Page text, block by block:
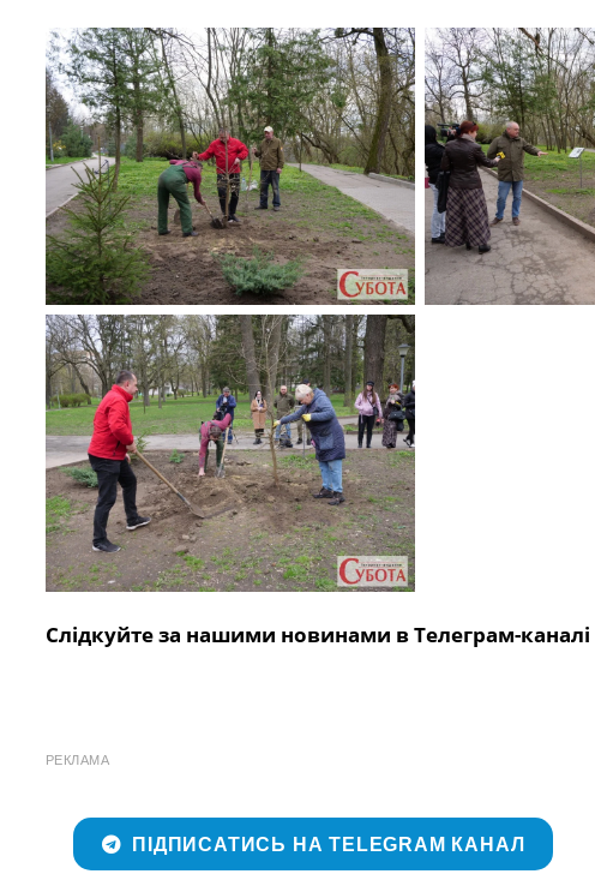
Слідкуйте за нашими новинами в Телеграм-каналі
РЕКЛАМА
ПІДПИСАТИСЬ НА TELEGRAM КАНАЛ